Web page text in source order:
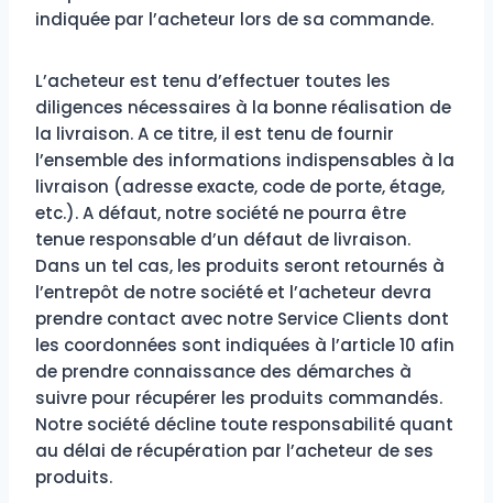
indiquée par l’acheteur lors de sa commande.
L’acheteur est tenu d’effectuer toutes les
diligences nécessaires à la bonne réalisation de
la livraison. A ce titre, il est tenu de fournir
l’ensemble des informations indispensables à la
livraison (adresse exacte, code de porte, étage,
etc.). A défaut, notre société ne pourra être
tenue responsable d’un défaut de livraison.
Dans un tel cas, les produits seront retournés à
l’entrepôt de notre société et l’acheteur devra
prendre contact avec notre Service Clients dont
les coordonnées sont indiquées à l’article 10 afin
de prendre connaissance des démarches à
suivre pour récupérer les produits commandés.
Notre société décline toute responsabilité quant
au délai de récupération par l’acheteur de ses
produits.